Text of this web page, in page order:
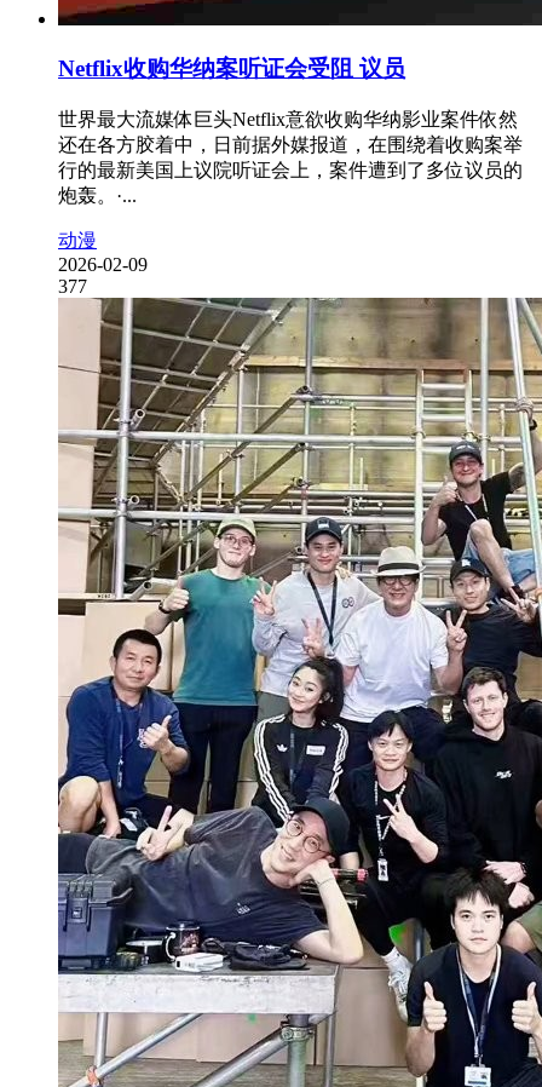
Netflix收购华纳案听证会受阻 议员
世界最大流媒体巨头Netflix意欲收购华纳影业案件依然
还在各方胶着中，日前据外媒报道，在围绕着收购案举
行的最新美国上议院听证会上，案件遭到了多位议员的
炮轰。·...
动漫
2026-02-09
377